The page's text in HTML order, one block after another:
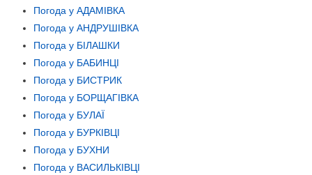
Погода у АДАМІВКА
Погода у АНДРУШІВКА
Погода у БІЛАШКИ
Погода у БАБИНЦІ
Погода у БИСТРИК
Погода у БОРЩАГІВКА
Погода у БУЛАЇ
Погода у БУРКІВЦІ
Погода у БУХНИ
Погода у ВАСИЛЬКІВЦІ